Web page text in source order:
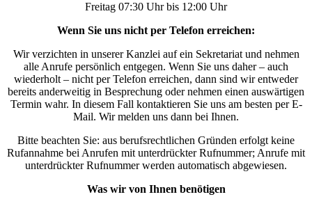
Freitag 07:30 Uhr bis 12:00 Uhr
Wenn Sie uns nicht per Telefon erreichen:
Wir verzichten in unserer Kanzlei auf ein Sekretariat und nehmen
alle Anrufe persönlich entgegen. Wenn Sie uns daher – auch
wiederholt – nicht per Telefon erreichen, dann sind wir entweder
bereits anderweitig in Besprechung oder nehmen einen auswärtigen
Termin wahr. In diesem Fall kontaktieren Sie uns am besten per E-
Mail. Wir melden uns dann bei Ihnen.
Bitte beachten Sie: aus berufsrechtlichen Gründen erfolgt keine
Rufannahme bei Anrufen mit unterdrückter Rufnummer; Anrufe mit
unterdrückter Rufnummer werden automatisch abgewiesen.
Was wir von Ihnen benötigen